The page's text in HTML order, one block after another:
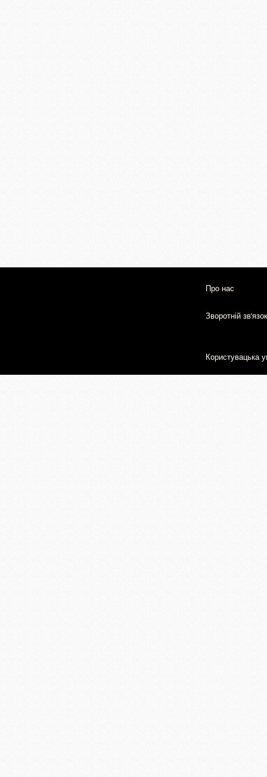
Про нас
Зворотній зв'язок
Користувацька